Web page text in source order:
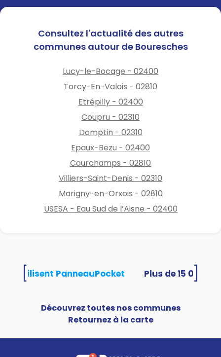
Consultez l'actualité des autres
communes autour de Bouresches
Lucy-le-Bocage - 02400
Torcy-En-Valois - 02810
Etrépilly - 02400
Coupru - 02310
Domptin - 02310
Epaux-Bezu - 02400
Courchamps - 02810
Villiers-Saint-Denis - 02310
Marigny-en-Orxois - 02810
USESA - Eau Sud de l’Aisne - 02400
utilisent PanneauPocket
Découvrez toutes nos communes
Retournez à la carte